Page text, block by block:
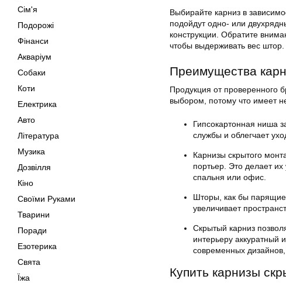
Сім'я
Подорожі
Фінанси
Акваріум
Собаки
Коти
Електрика
Авто
Література
Музика
Дозвілля
Кіно
Своїми Руками
Тварини
Поради
Езотерика
Свята
Їжа
Выбирайте карниз в
подойдут одно- или
конструкции. Обратите
чтобы выдерживать вес
Преимущества
Продукция от проверенного
выбором, потому что имеет
Гипсокартонная ниша
службы и облегчает
Карнизы скрытого
портьер. Это делает
спальня или офис.
Шторы, как бы парящие
увеличивает
Скрытый карниз
интерьеру
современных
Купить карнизы